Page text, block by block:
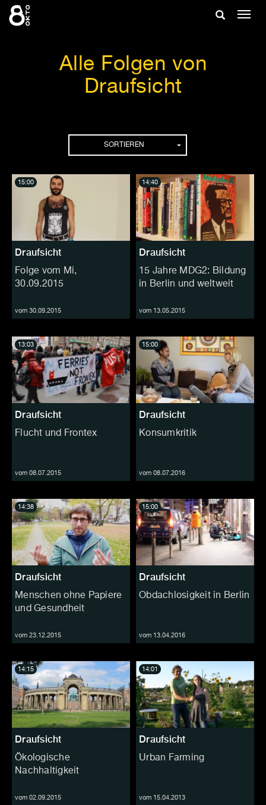
Zum
Inhalt
Suche
Alle Folgen von
Draufsicht
SORTIEREN
Draufsicht
Folge vom Mi,
30.09.2015
vom 30.09.2015
15:00
Draufsicht
15 Jahre MDG2: Bildung
in Berlin und weltweit
vom 13.05.2015
14:40
Draufsicht
Flucht und Frontex
vom 08.07.2015
13:03
Draufsicht
Konsumkritik
vom 08.07.2016
15:00
Draufsicht
Menschen ohne Papiere
und Gesundheit
vom 23.12.2015
14:38
Draufsicht
Obdachlosigkeit in Berlin
vom 13.04.2016
15:00
Draufsicht
Ökologische
Nachhaltigkeit
vom 02.09.2015
14:15
Draufsicht
Urban Farming
vom 15.04.2013
14:01